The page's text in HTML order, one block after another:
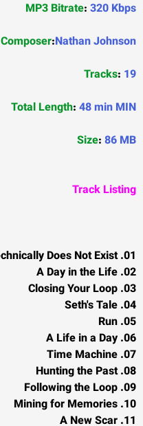
MP3 Bitrate: 320 Kbps
Composer:Nathan Johnson
Tracks: 19
Total Length: 48 min MIN
Size: 86 MB
Track Listing
01. A Body That Technically Does Not Exist
02. A Day in the Life
03. Closing Your Loop
04. Seth's Tale
05. Run
06. A Life in a Day
07. Time Machine
08. Hunting the Past
09. Following the Loop
10. Mining for Memories
11. A New Scar